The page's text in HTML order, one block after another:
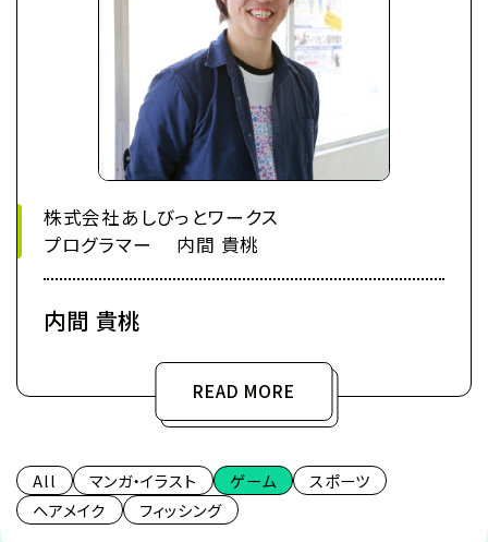
株式会社あしびっとワークス
プログラマー 内間 貴桃
内間 貴桃
READ MORE
All マンガ・イラスト ゲーム
スポーツ
ヘアメイク
フィッシング